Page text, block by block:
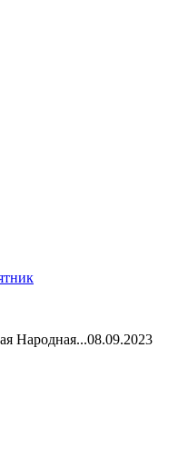
Народная...08.09.2023